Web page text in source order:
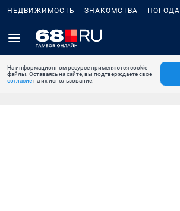
НЕДВИЖИМОСТЬ ЗНАКОМСТВА ПОГОДА
На информационном ресурсе применяются cookie-
файлы. Оставаясь на сайте, вы подтверждаете свое
согласиена их использование.